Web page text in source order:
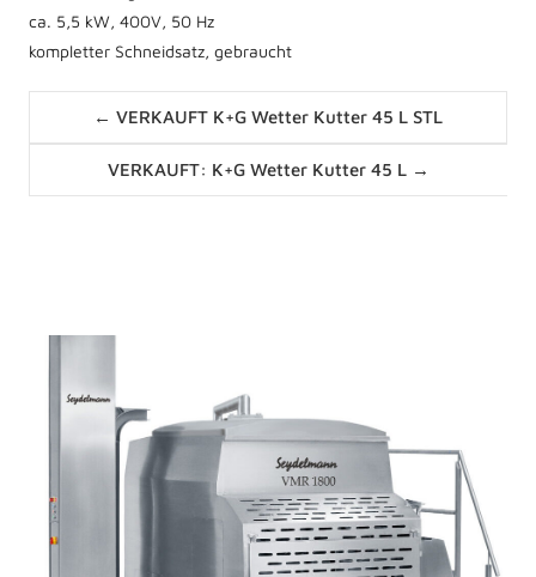
ca. 5,5 kW, 400V, 50 Hz
kompletter Schneidsatz, gebraucht
navigation
← VERKAUFT K+G Wetter Kutter 45 L STL
navigation
VERKAUFT: K+G Wetter Kutter 45 L →